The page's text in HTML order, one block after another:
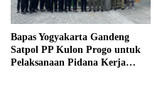
Bapas Yogyakarta Gandeng
Satpol PP Kulon Progo untuk
Pelaksanaan Pidana Kerja